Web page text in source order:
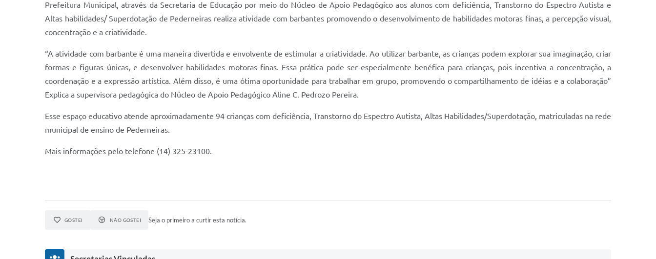
Prefeitura Municipal, através da Secretaria de Educação por meio do Núcleo de Apoio Pedagógico aos alunos com deficiência, Transtorno do Espectro Autista e
Altas habilidades/ Superdotação de Pederneiras realiza atividade com barbantes promovendo o desenvolvimento de habilidades motoras finas, a percepção visual,
concentração e a criatividade.
“A atividade com barbante é uma maneira divertida e envolvente de estimular a criatividade. Ao utilizar barbante, as crianças podem explorar sua imaginação, criar
formas e figuras únicas, e desenvolver habilidades motoras finas. Essa prática pode ser especialmente benéfica para crianças, pois incentiva a concentração, a
coordenação e a expressão artística. Além disso, é uma ótima oportunidade para trabalhar em grupo, promovendo o compartilhamento de idéias e a colaboração”
Explica a supervisora pedagógica do Núcleo de Apoio Pedagógico Aline C. Pedrozo Pereira.
Esse espaço educativo atende aproximadamente 94 crianças com deficiência, Transtorno do Espectro Autista, Altas Habilidades/Superdotação, matriculadas na rede
municipal de ensino de Pederneiras.
Mais informações pelo telefone (14) 325-23100.
GOSTEI NÃO GOSTEI Seja o primeiro a curtir esta notícia.